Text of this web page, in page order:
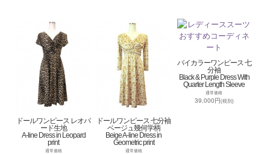
ドールワンピース レオパ
ード生地
A-line Dress in Leopard
print
通常価格
ドールワンピース 七分袖
ベージュ幾何学柄
Beige A-line Dress in
Geometric print
通常価格
バイカラーワンピース 七
分袖
Black & Purple Dress With
Quarter Length Sleeve
通常価格
39,000円(税別)